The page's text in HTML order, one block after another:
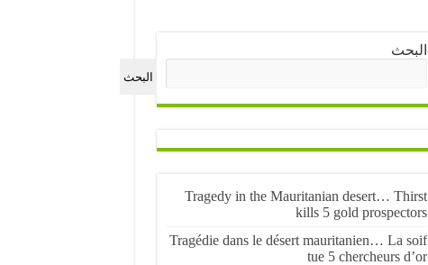
البحث
البحث
Tragedy in the Mauritanian desert… Thirst
kills 5 gold prospectors
Tragédie dans le désert mauritanien… La soif
tue 5 chercheurs d’or